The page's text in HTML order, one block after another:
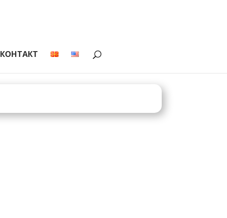
КОНТАКТ